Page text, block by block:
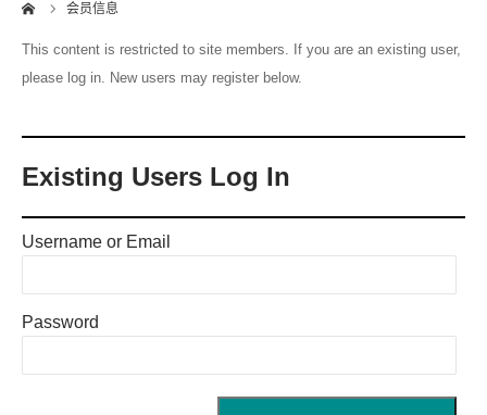
会员信息
This content is restricted to site members. If you are an existing user,
please log in. New users may register below.
Existing Users Log In
Username or Email
Password